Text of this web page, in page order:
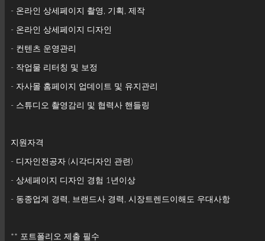
- 온라인 상세페이지 촬영, 기획, 제작
- 온라인 상세페이지 디자인
- 컨텐츠 운영관리
- 작업물 리터칭 및 보정
- 자사몰 홈페이지 업데이트 및 유지관리
- 스튜디오 촬영감리 및 협력사 핸들링
지원자격
- 디자인전공자 (시각디자인 관련)
- 상세페이지 디자인 경험 1년이상
- 동종업계 경력, 브랜드사 경력, 시장트렌드이해도 우대사항
** 포트폴리오 제출 필수